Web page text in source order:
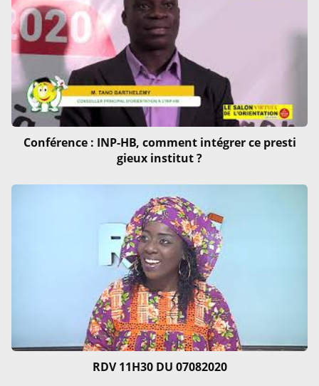
Conférence : INP-HB, comment intégrer ce presti
gieux institut ?
RDV 11H30 DU 07082020